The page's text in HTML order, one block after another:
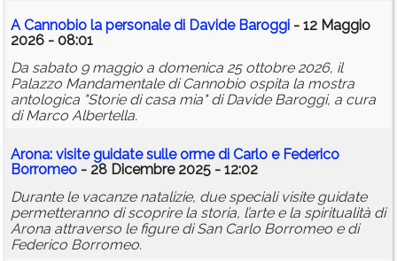
A Cannobio la personale di Davide Baroggi - 12 Maggio
2026 - 08:01
Da sabato 9 maggio a domenica 25 ottobre 2026, il
Palazzo Mandamentale di Cannobio ospita la mostra
antologica "Storie di casa mia" di Davide Baroggi, a cura
di Marco Albertella.
Arona: visite guidate sulle orme di Carlo e Federico
Borromeo - 28 Dicembre 2025 - 12:02
Durante le vacanze natalizie, due speciali visite guidate
permetteranno di scoprire la storia, l’arte e la spiritualità di
Arona attraverso le figure di San Carlo Borromeo e di
Federico Borromeo.